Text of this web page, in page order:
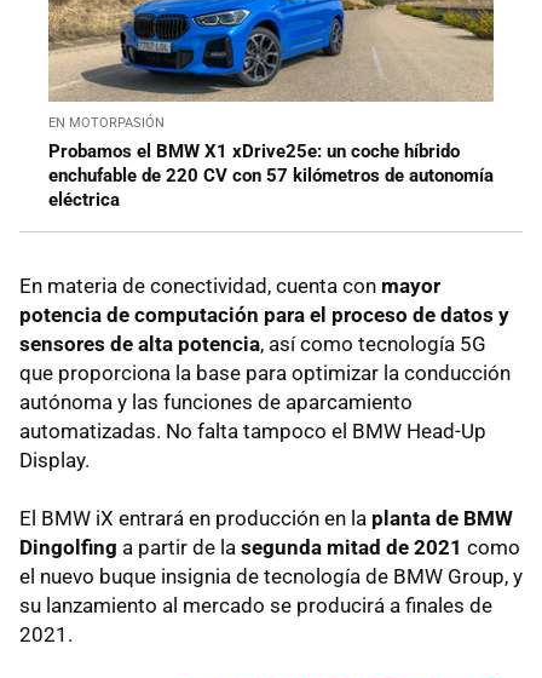
EN MOTORPASIÓN
Probamos el BMW X1 xDrive25e: un coche híbrido
enchufable de 220 CV con 57 kilómetros de autonomía
eléctrica
En materia de conectividad, cuenta con mayor
potencia de computación para el proceso de datos y
sensores de alta potencia, así como tecnología 5G
que proporciona la base para optimizar la conducción
autónoma y las funciones de aparcamiento
automatizadas. No falta tampoco el BMW Head-Up
Display.
El BMW iX entrará en producción en la planta de BMW
Dingolfing a partir de la segunda mitad de 2021 como
el nuevo buque insignia de tecnología de BMW Group, y
su lanzamiento al mercado se producirá a finales de
2021.